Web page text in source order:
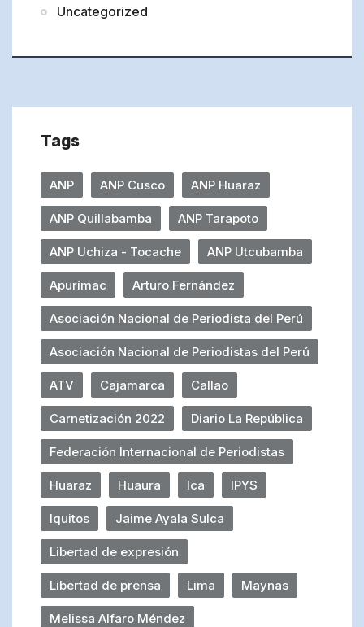
Uncategorized
Tags
ANP ANP Cusco ANP Huaraz
ANP Quillabamba ANP Tarapoto
ANP Uchiza - Tocache ANP Utcubamba
Apurímac Arturo Fernández
Asociación Nacional de Periodista del Perú
Asociación Nacional de Periodistas del Perú
ATV Cajamarca Callao
Carnetización 2022 Diario La República
Federación Internacional de Periodistas
Huaraz Huaura Ica IPYS
Iquitos Jaime Ayala Sulca
Libertad de expresión
Libertad de prensa Lima Maynas
Melissa Alfaro Méndez